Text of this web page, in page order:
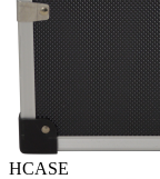
HCASE